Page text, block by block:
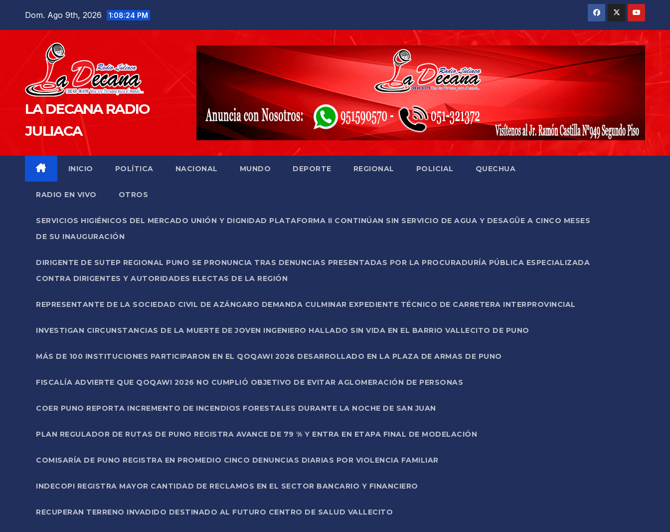
Dom. Ago 9th, 2026 1:08:25 PM
LA DECANA RADIO
JULIACA
INICIO POLÍTICA NACIONAL MUNDO DEPORTE REGIONAL POLICIAL QUECHUA
RADIO EN VIVO OTROS
SERVICIOS HIGIÉNICOS DEL MERCADO UNIÓN Y DIGNIDAD PLATAFORMA II CONTINÚAN SIN SERVICIO DE AGUA Y DESAGÜE A CINCO MESES
DE SU INAUGURACIÓN
DIRIGENTE DE SUTEP REGIONAL PUNO SE PRONUNCIA TRAS DENUNCIAS PRESENTADAS POR LA PROCURADURÍA PÚBLICA ESPECIALIZADA
CONTRA DIRIGENTES Y AUTORIDADES ELECTAS DE LA REGIÓN
REPRESENTANTE DE LA SOCIEDAD CIVIL DE AZÁNGARO DEMANDA CULMINAR EXPEDIENTE TÉCNICO DE CARRETERA INTERPROVINCIAL
INVESTIGAN CIRCUNSTANCIAS DE LA MUERTE DE JOVEN INGENIERO HALLADO SIN VIDA EN EL BARRIO VALLECITO DE PUNO
MÁS DE 100 INSTITUCIONES PARTICIPARON EN EL QOQAWI 2026 DESARROLLADO EN LA PLAZA DE ARMAS DE PUNO
FISCALÍA ADVIERTE QUE QOQAWI 2026 NO CUMPLIÓ OBJETIVO DE EVITAR AGLOMERACIÓN DE PERSONAS
COER PUNO REPORTA INCREMENTO DE INCENDIOS FORESTALES DURANTE LA NOCHE DE SAN JUAN
PLAN REGULADOR DE RUTAS DE PUNO REGISTRA AVANCE DE 79 % Y ENTRA EN ETAPA FINAL DE MODELACIÓN
COMISARÍA DE PUNO REGISTRA EN PROMEDIO CINCO DENUNCIAS DIARIAS POR VIOLENCIA FAMILIAR
INDECOPI REGISTRA MAYOR CANTIDAD DE RECLAMOS EN EL SECTOR BANCARIO Y FINANCIERO
RECUPERAN TERRENO INVADIDO DESTINADO AL FUTURO CENTRO DE SALUD VALLECITO